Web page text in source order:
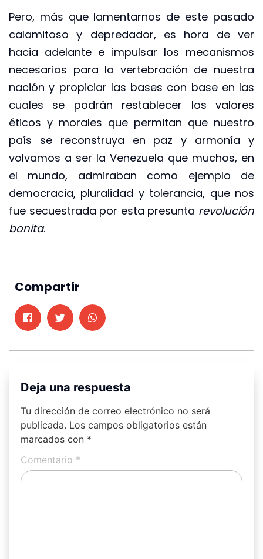
Pero, más que lamentarnos de este pasado
calamitoso y depredador, es hora de ver
hacia adelante e impulsar los mecanismos
necesarios para la vertebración de nuestra
nación y propiciar las bases con base en las
cuales se podrán restablecer los valores
éticos y morales que permitan que nuestro
país se reconstruya en paz y armonía y
volvamos a ser la Venezuela que muchos, en
el mundo, admiraban como ejemplo de
democracia, pluralidad y tolerancia, que nos
fue secuestrada por esta presunta revolución
bonita.
Compartir
Deja una respuesta
Tu dirección de correo electrónico no será
publicada. Los campos obligatorios están
marcados con *
Comentario *